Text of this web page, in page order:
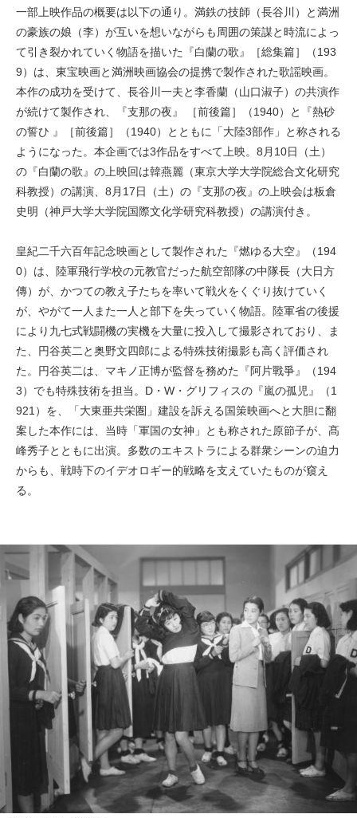
一部上映作品の概要は以下の通り。満鉄の技師（長谷川）と満洲
の豪族の娘（李）が互いを想いながらも周囲の策謀と時流によっ
て引き裂かれていく物語を描いた『白蘭の歌』［総集篇］（193
9）は、東宝映画と満洲映画協会の提携で製作された歌謡映画。
本作の成功を受けて、長谷川一夫と李香蘭（山口淑子）の共演作
が続けて製作され、『支那の夜』 ［前後篇］（1940）と『熱砂
の誓ひ 』［前後篇］（1940）とともに「大陸3部作」と称される
ようになった。本企画では3作品をすべて上映。8月10日（土）
の『白蘭の歌』の上映回は韓燕麗（東京大学大学院総合文化研究
科教授）の講演、8月17日（土）の『支那の夜』の上映会は板倉
史明（神戸大学大学院国際文化学研究科教授）の講演付き。
皇紀二千六百年記念映画として製作された『燃ゆる大空』（194
0）は、陸軍飛行学校の元教官だった航空部隊の中隊長（大日方
傳）が、かつての教え子たちを率いて戦火をくぐり抜けていく
が、やがて一人また一人と部下を失っていく物語。陸軍省の後援
により九七式戦闘機の実機を大量に投入して撮影されており、ま
た、円谷英二と奥野文四郎による特殊技術撮影も高く評価され
た。円谷英二は、マキノ正博が監督を務めた『阿片戰爭』（194
3）でも特殊技術を担当。D・W・グリフィスの『嵐の孤児』（1
921）を、「大東亜共栄圏」建設を訴える国策映画へと大胆に翻
案した本作には、当時「軍国の女神」とも称された原節子が、髙
峰秀子とともに出演。多数のエキストラによる群衆シーンの迫力
からも、戦時下のイデオロギー的戦略を支えていたものが窺え
る。